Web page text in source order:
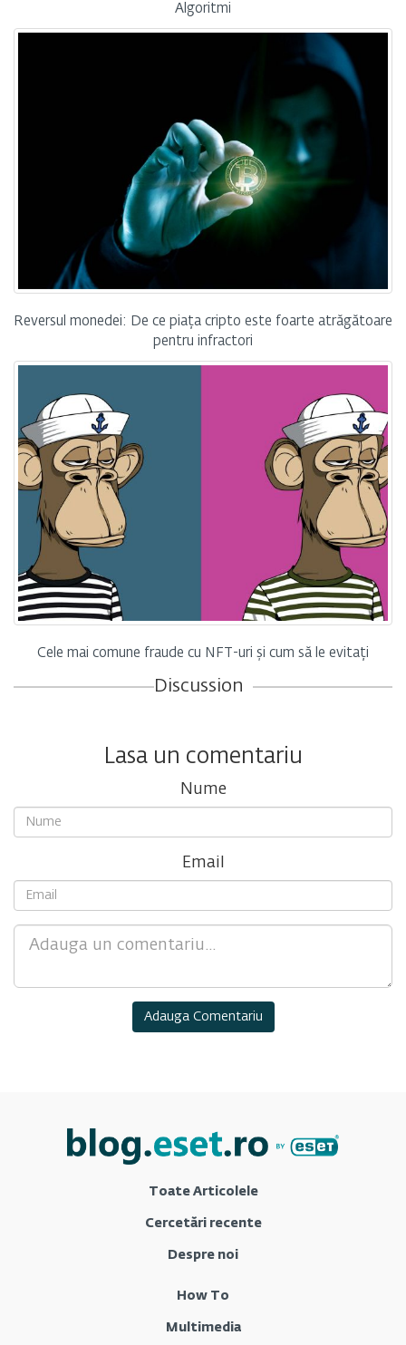
Algoritmi
Reversul monedei: De ce piața cripto este foarte atrăgătoare
pentru infractori
Cele mai comune fraude cu NFT-uri și cum să le evitați
Discussion
Lasa un comentariu
Nume
Email
Toate Articolele
Cercetări recente
Despre noi
How To
Multimedia